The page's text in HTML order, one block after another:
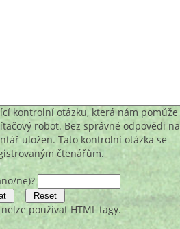
kontrolní otázku, která nám pomůže
robot. Bez správné odpovědi na
uložen. Tato kontrolní otázka se
čtenářům.
ne)?
používat HTML tagy.